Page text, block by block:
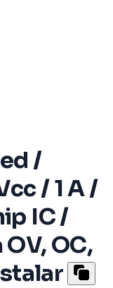
/
/ 1 A /
IC /
OC,